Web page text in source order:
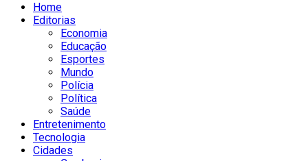
Home
Editorias
Economia
Educação
Esportes
Mundo
Polícia
Política
Saúde
Entretenimento
Tecnologia
Cidades